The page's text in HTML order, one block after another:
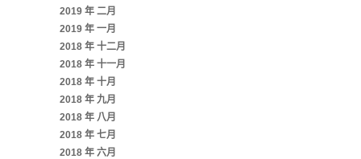
2019 年 二月
2019 年 一月
2018 年 十二月
2018 年 十一月
2018 年 十月
2018 年 九月
2018 年 八月
2018 年 七月
2018 年 六月